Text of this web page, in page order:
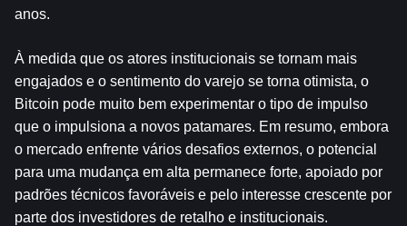
anos.
À medida que os atores institucionais se tornam mais
engajados e o sentimento do varejo se torna otimista, o
Bitcoin pode muito bem experimentar o tipo de impulso
que o impulsiona a novos patamares. Em resumo, embora
o mercado enfrente vários desafios externos, o potencial
para uma mudança em alta permanece forte, apoiado por
padrões técnicos favoráveis ​​e pelo interesse crescente por
parte dos investidores de retalho e institucionais.